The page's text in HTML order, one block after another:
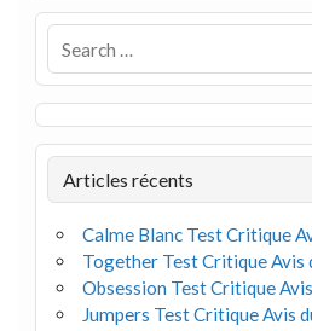
Articles récents
Calme Blanc Test Critique
Together Test Critique Avis
Obsession Test Critique
Jumpers Test Critique Avis